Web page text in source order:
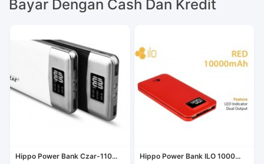
Bayar Dengan Cash Dan Kredit
Hippo Power Bank Czar-110... Hippo Power Bank ILO 1000...